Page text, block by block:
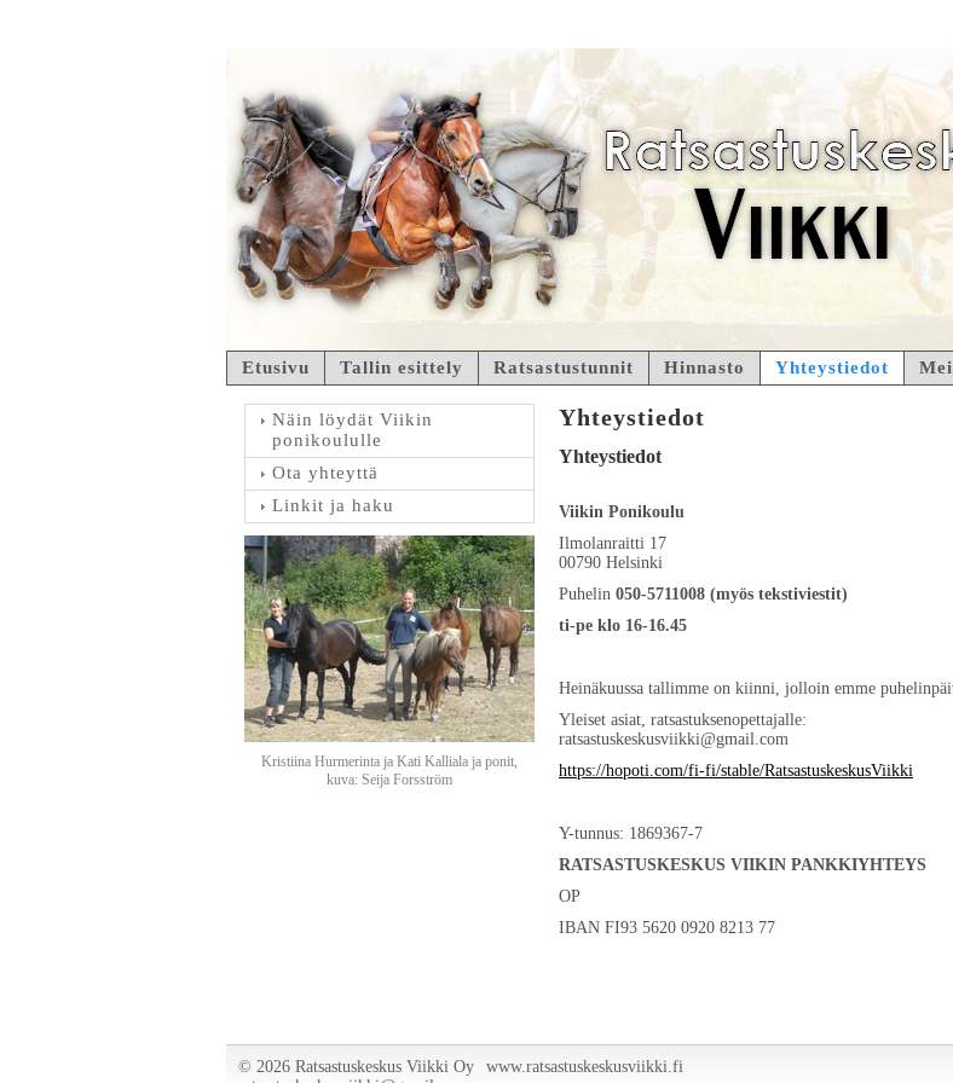
Etusivu Tallin esittely Ratsastustunnit Hinnasto Yhteystiedot
Yhteystiedot
Yhteystiedot
Viikin Ponikoulu
Ilmolanraitti 17
00790 Helsinki
Puhelin 050-5711008 (myös tekstiviestit)
ti-pe klo 16-16.45
Heinäkuussa tallimme on kiinni, jolloin emme
Yleiset asiat, ratsastuksenopettajalle:
ratsastuskeskusviikki@gmail.com
https://hopoti.com/fi-fi/stable/RatsastuskeskusViikki
Y-tunnus: 1869367-7
RATSASTUSKESKUS VIIKIN PANKKIYHTEYS
OP
IBAN FI93 5620 0920 8213 77
Näin löydät Viikin
ponikoululle
Ota yhteyttä
Linkit ja haku
Kristiina Hurmerinta ja Kati Kalliala ja ponit,
kuva: Seija Forsström
© 2026 Ratsastuskeskus Viikki Oy
www.ratsastuskeskusviikki.fi